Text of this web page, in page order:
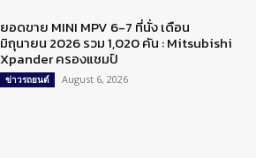
ยอดขาย MINI MPV 6-7 ที่นั่ง เดือน
มิถุนายน 2026 รวม 1,020 คัน : Mitsubishi
Xpander ครองแชมป์
ข่าวรถยนต์ August 6, 2026